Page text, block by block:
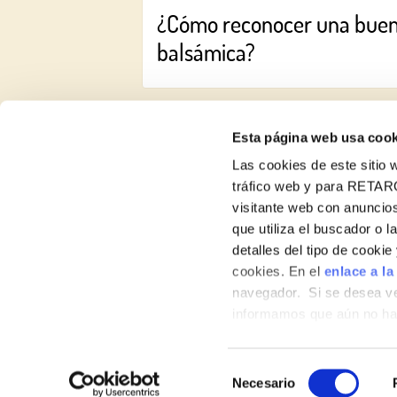
Esta página web usa
Las cookies de este sitio
tráfico web y para
visitante web con
que utiliza el buscador o
detalles del tipo de
cookies. En el enlace a
navegador. Si se desea
informamos que aún no
de
Necesario
¿Cómo reconocer una
balsámica?